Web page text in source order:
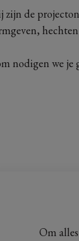
zijn de
nodigen we je
Om